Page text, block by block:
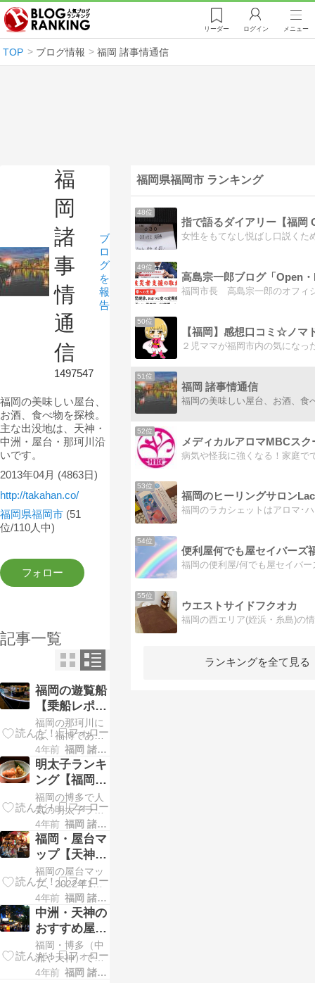
リーダー ログイン メニュー
TOP ブログ情報 福岡 諸事情通信
福
岡
諸
事
情
通
信
1497547
ブ
ロ
グ
を
報
告
福岡の美味しい屋台、
お酒、食べ物を探検。
主な出没地は、天神・
中洲・屋台・那珂川沿
いです。
2013年04月 (4863日)
http://takahan.co/
福岡県福岡市 (51
位/110人中)
記事一覧
福岡の遊覧船
【乗船レポ】
那珂川｜中洲
クルーズ
福岡の那珂川に
は、福博であい
橋から乗船し
て、約30分のク
ルーズを楽しめ
る、福博であい
船が運行中で
す。 船はゆっく
りと、那珂川を
昇り、中洲懸
橋、春吉橋をく
ぐり、那珂川と
博多川の合流付
近、キャナルシ
ティ博多あたり
まで遊覧しま
[…]
4年前 福岡 諸事情通信
明太子ランキ
ング【福岡・
博多】地元民
が好きなの
は？
福岡の博多で人
気の明太子ラン
キングを、まと
めてみました。
ご飯のお供に明
太子！ 明太子っ
て、贈答用に自
分用にと、福岡
のお土産の人気
定番No1です
ね。 博多に住ん
でいる地元民の
わたしも、お酒
のおつまみに、
もちろんご飯に
4年前 福岡 諸事情通信
福岡・屋台マ
ップ【天神地
区・国体道路
付近】2022年
版
福岡の屋台マッ
プ、2022年1月
現在の最新版を
作ってみまし
た。今回は天神
の国体道路付近
です。 このエリ
アには、あほた
れ〜の、喜柳、
4年前 福岡 諸事情通信
中洲・天神の
おすすめ屋台
ランキング
【屋台歴25年
の地元民が選
福岡・博多（中
洲や天神）で屋
台に行くならコ
4年前 福岡 諸事情通信
福岡県福岡市 ランキング
48位
49位
高島宗一郎ブログ「Open
50位
【福岡】感想口コミ☆ノマ
51位
福岡 諸事情通信
52位
53位
54位
便利屋何でも屋セイバーズ
55位
ウエストサイドフクオカ
ランキングを全て見る